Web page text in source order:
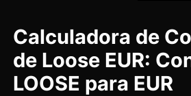
Calculadora de
de Loose EUR:
LOOSE para EUR